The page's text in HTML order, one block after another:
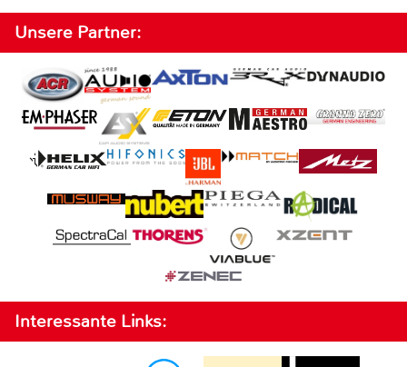
Unsere Partner:
Interessante Links: